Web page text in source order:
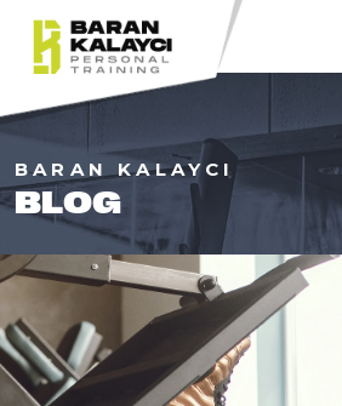
BARAN KALAYCI
BLOG